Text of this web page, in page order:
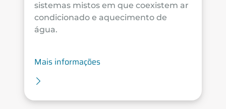
sistemas mistos em que coexistem ar
condicionado e aquecimento de
água.
Mais informações